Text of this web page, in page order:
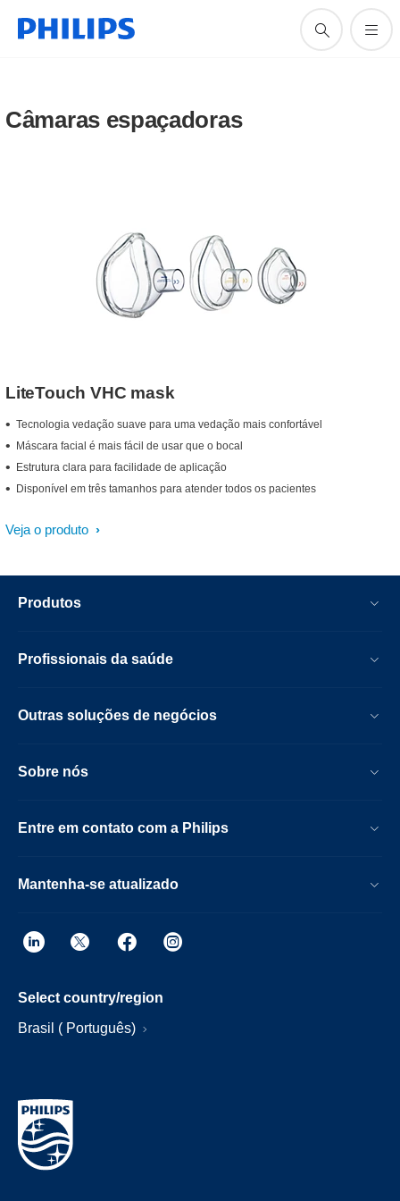
Câmaras espaçadoras
LiteTouch VHC mask
Tecnologia vedação suave para uma vedação mais confortável
Máscara facial é mais fácil de usar que o bocal
Estrutura clara para facilidade de aplicação
Disponível em três tamanhos para atender todos os pacientes
Veja o produto
Produtos
Profissionais da saúde
Outras soluções de negócios
Sobre nós
Entre em contato com a Philips
Mantenha-se atualizado
Select country/region
Brasil ( Português)